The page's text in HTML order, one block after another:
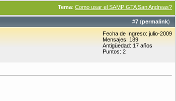
Tema: Como usar el SAMP GTA San Andreas?
#7 (permalink)
Fecha de Ingreso: julio-2009
Mensajes: 189
Antigüedad: 17 años
Puntos: 2